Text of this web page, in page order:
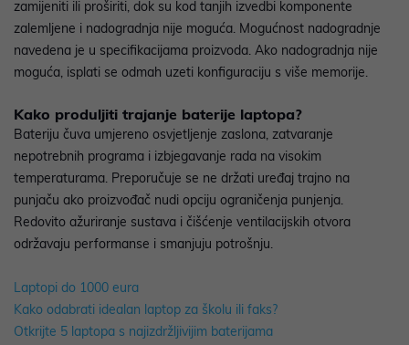
zamijeniti ili proširiti, dok su kod tanjih izvedbi komponente
zalemljene i nadogradnja nije moguća. Mogućnost nadogradnje
navedena je u specifikacijama proizvoda. Ako nadogradnja nije
moguća, isplati se odmah uzeti konfiguraciju s više memorije.
Kako produljiti trajanje baterije laptopa?
Bateriju čuva umjereno osvjetljenje zaslona, zatvaranje
nepotrebnih programa i izbjegavanje rada na visokim
temperaturama. Preporučuje se ne držati uređaj trajno na
punjaču ako proizvođač nudi opciju ograničenja punjenja.
Redovito ažuriranje sustava i čišćenje ventilacijskih otvora
održavaju performanse i smanjuju potrošnju.
Laptopi do 1000 eura
Kako odabrati idealan laptop za školu ili faks?
Otkrijte 5 laptopa s najizdržljivijim baterijama